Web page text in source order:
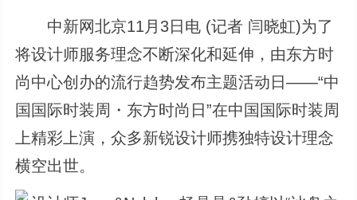
中新网北京11月3日电 (记者 闫晓虹)为了
将设计师服务理念不断深化和延伸，由东方时
尚中心创办的流行趋势发布主题活动日――“中
国国际时装周・东方时尚日”在中国国际时装周
上精彩上演，众多新锐设计师携独特设计理念
横空出世。